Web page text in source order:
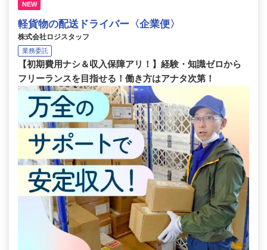
NEW
軽貨物の配送ドライバー〈企業便〉
株式会社ロジスタッフ
業務委託
【初期費用ナシ＆収入保障アリ！】経験・知識ゼロから
フリーランスを目指せる！働き方はアナタ次第！